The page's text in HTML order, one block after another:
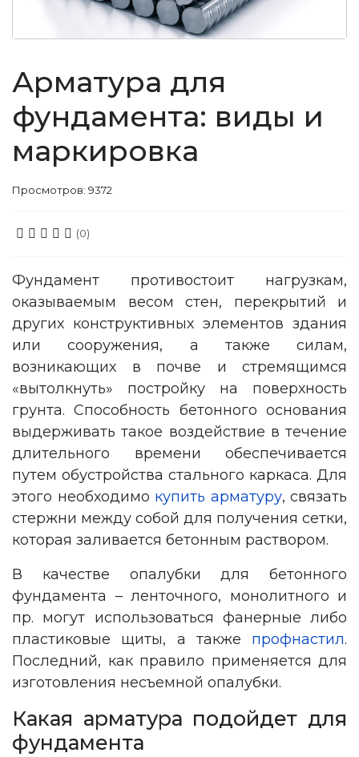
Арматура для
фундамента: виды и
маркировка
Просмотров: 9372
(0)
Фундамент противостоит нагрузкам,
оказываемым весом стен, перекрытий и
других конструктивных элементов здания
или сооружения, а также силам,
возникающих в почве и стремящимся
«вытолкнуть» постройку на поверхность
грунта. Способность бетонного основания
выдерживать такое воздействие в течение
длительного времени обеспечивается
путем обустройства стального каркаса. Для
этого необходимо купить арматуру, связать
стержни между собой для получения сетки,
которая заливается бетонным раствором.
В качестве опалубки для бетонного
фундамента – ленточного, монолитного и
пр. могут использоваться фанерные либо
пластиковые щиты, а также профнастил.
Последний, как правило применяется для
изготовления несъемной опалубки.
Какая арматура подойдет для
фундамента